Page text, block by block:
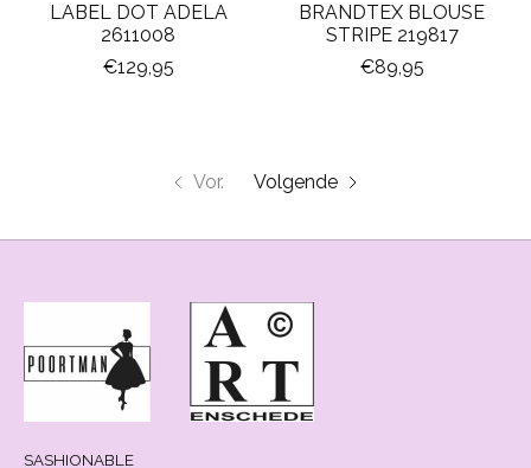
LABEL DOT ADELA
2611008
€129,95
BRANDTEX BLOUSE
STRIPE 219817
€89,95
Vor. Volgende
SASHIONABLE